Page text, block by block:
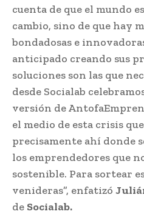
cuenta de que el mundo
cambio, sino de que hay
bondadosas e
anticipado creando sus
soluciones son las que
desde Socialab
versión de
el medio de esta crisis
precisamente ahí donde
los emprendedores que
sostenible. Para sortear
venideras”, enfatizó
de Socialab.